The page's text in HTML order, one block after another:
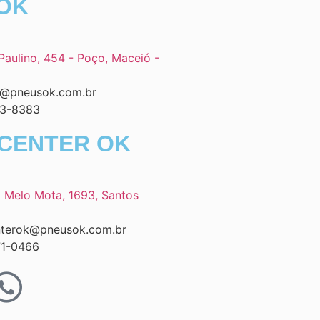
454 - Poço, Maceió -
8383
OK
Melo Mota, 1693, Santos
0466